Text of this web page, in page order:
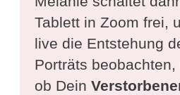
Tablett in Zoom frei,
live die Entstehung
Porträts
ob Dein